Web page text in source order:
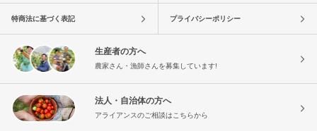
特商法に基づく表記 プライバシーポリシー
生産者の方へ
農家さん・漁師さんを募集しています!
法人・自治体の方へ
アライアンスのご相談はこちらから